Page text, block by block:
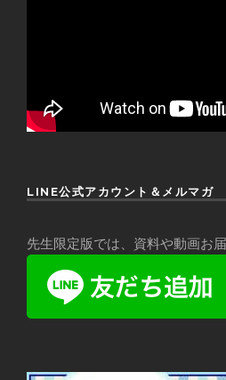
LINE公式アカウント＆メルマガ
先生限定版では、資料や動画お届